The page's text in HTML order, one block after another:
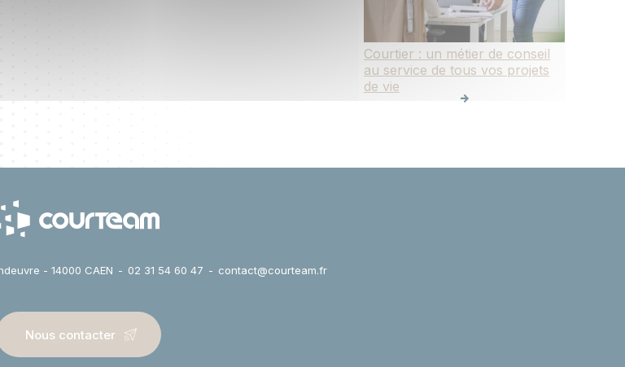
Courtier : un métier de conseil
au service de tous vos projets
de vie
- 14000 CAEN 02 31 54 60 47 contact@courteam.fr
Nous contacter